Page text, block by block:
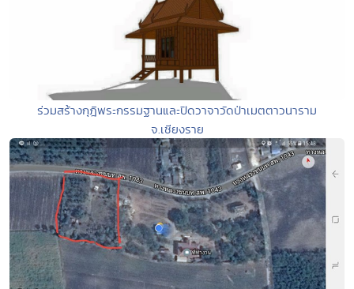
ร่วมสร้างกุฎิพระกรรมฐานและปิดวาจาวัดป่าเมตตาวนาราม
จ.เชียงราย